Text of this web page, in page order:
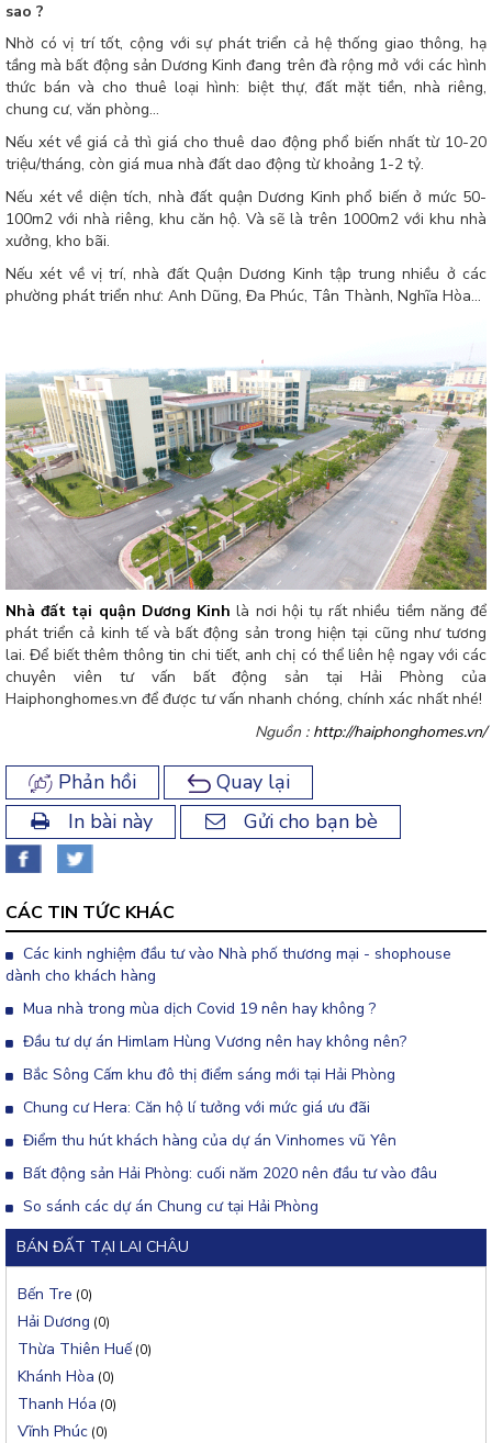
sao ?
Nhờ có vị trí tốt, cộng với sự phát triển cả hệ thống giao thông, hạ
tầng mà bất động sản Dương Kinh đang trên đà rộng mở với các hình
thức bán và cho thuê loại hình: biệt thự, đất mặt tiền, nhà riêng,
chung cư, văn phòng...
Nếu xét về giá cả thì giá cho thuê dao động phổ biến nhất từ 10-20
triệu/tháng, còn giá mua nhà đất dao động từ khoảng 1-2 tỷ.
Nếu xét về diện tích, nhà đất quận Dương Kinh phổ biến ở mức 50-
100m2 với nhà riêng, khu căn hộ. Và sẽ là trên 1000m2 với khu nhà
xưởng, kho bãi.
Nếu xét về vị trí, nhà đất Quận Dương Kinh tập trung nhiều ở các
phường phát triển như: Anh Dũng, Đa Phúc, Tân Thành, Nghĩa Hòa...
Nhà đất tại quận Dương Kinh là nơi hội tụ rất nhiều tiềm năng để
phát triển cả kinh tế và bất động sản trong hiện tại cũng như tương
lai. Để biết thêm thông tin chi tiết, anh chị có thể liên hệ ngay với các
chuyên viên tư vấn bất động sản tại Hải Phòng của
Haiphonghomes.vn để được tư vấn nhanh chóng, chính xác nhất nhé!
Nguồn : http://haiphonghomes.vn/
Phản hồi
Quay lại
In bài này
Gửi cho bạn bè
CÁC TIN TỨC KHÁC
Các kinh nghiệm đầu tư vào Nhà phố thương mại - shophouse
dành cho khách hàng
Mua nhà trong mùa dịch Covid 19 nên hay không ?
Đầu tư dự án Himlam Hùng Vương nên hay không nên?
Bắc Sông Cấm khu đô thị điểm sáng mới tại Hải Phòng
Chung cư Hera: Căn hộ lí tưởng với mức giá ưu đãi
Điểm thu hút khách hàng của dự án Vinhomes vũ Yên
Bất động sản Hải Phòng: cuối năm 2020 nên đầu tư vào đâu
So sánh các dự án Chung cư tại Hải Phòng
BÁN ĐẤT TẠI LAI CHÂU
Bến Tre (0)
Hải Dương (0)
Thừa Thiên Huế (0)
Khánh Hòa (0)
Thanh Hóa (0)
Vĩnh Phúc (0)